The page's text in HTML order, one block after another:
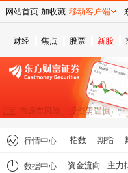
财经 焦点 股票 新股
行情中心 指数 期指
数据中心 资金流向 主力
网站首页 加收藏 移动客户端